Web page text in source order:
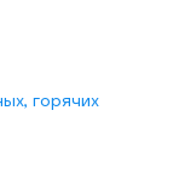
горячих